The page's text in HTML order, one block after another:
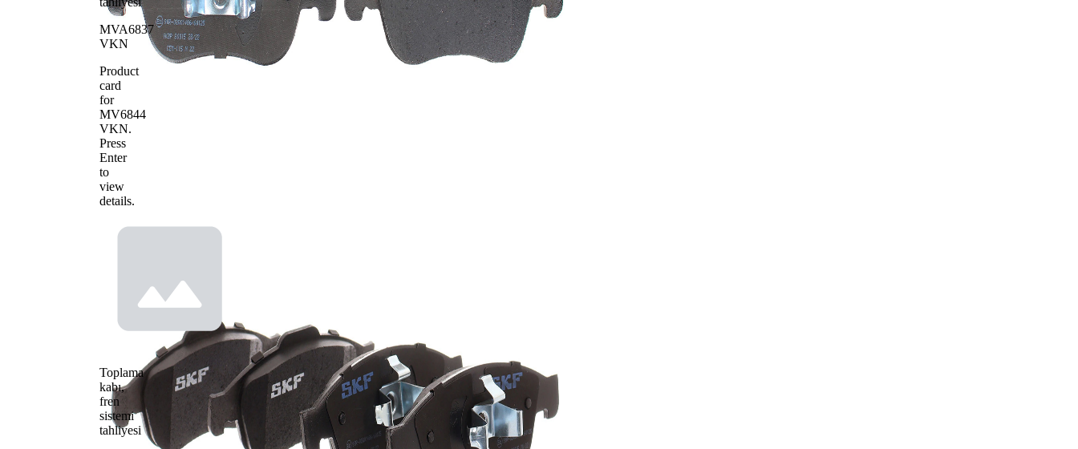
Balata adedi
4
MVA6837
VKN
Product
card
for
MV6844
VKN.
Press
Enter
to
view
details.
Toplama
kabı,
fren
sistemi
tahliyesi